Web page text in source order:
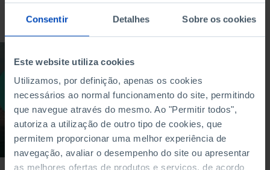
Consentir Detalhes Sobre os cookies
Este website utiliza cookies
Utilizamos, por definição, apenas os cookies
necessários ao normal funcionamento do site, permitindo
que navegue através do mesmo. Ao "Permitir todos",
autoriza a utilização de outro tipo de cookies, que
permitem proporcionar uma melhor experiência de
navegação, avaliar o desempenho do site ou apresentar
as melhores ofertas de produtos e serviços, de acordo
Escola de Verão
2025: Inteligência
07/09/2025